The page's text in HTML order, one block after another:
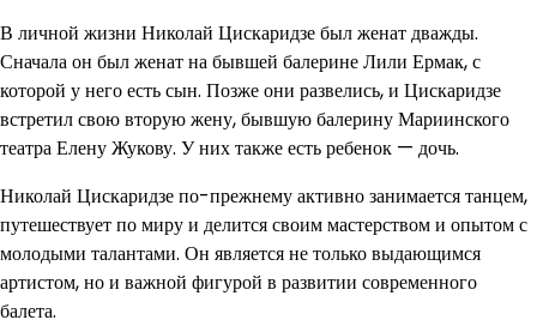
В личной жизни Николай Цискаридзе был женат дважды.
Сначала он был женат на бывшей балерине Лили Ермак, с
которой у него есть сын. Позже они развелись, и Цискаридзе
встретил свою вторую жену, бывшую балерину Мариинского
театра Елену Жукову. У них также есть ребенок — дочь.
Николай Цискаридзе по-прежнему активно занимается танцем,
путешествует по миру и делится своим мастерством и опытом с
молодыми талантами. Он является не только выдающимся
артистом, но и важной фигурой в развитии современного
балета.